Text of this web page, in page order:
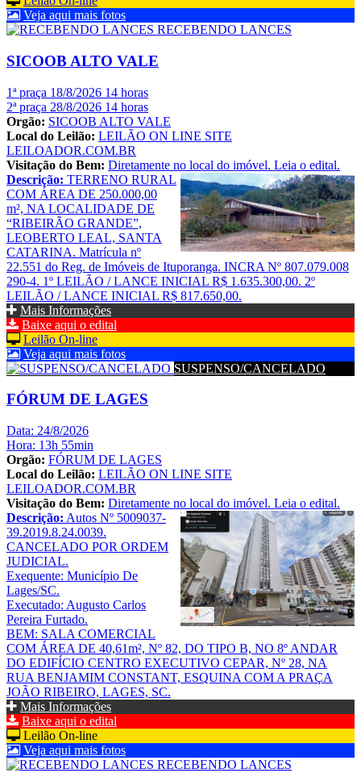
Veja aqui mais fotos
RECEBENDO LANCES
SICOOB ALTO VALE
1ª praça 18/8/2026 14 horas
2ª praça 28/8/2026 14 horas
Orgão: SICOOB ALTO VALE
Local do Leilão: LEILÃO ON LINE SITE
LEILOADOR.COM.BR
Visitação do Bem: Diretamente no local do imóvel. Leia o edital.
Descrição: TERRENO RURAL
COM ÁREA DE 250.000,00
m², NA LOCALIDADE DE
“RIBEIRÃO GRANDE”,
LEOBERTO LEAL, SANTA
CATARINA. Matrícula nº
22.551 do Reg. de Imóveis de Ituporanga. INCRA Nº 807.079.008
290-4. 1º LEILÃO / LANCE INICIAL R$ 1.635.300,00. 2º
LEILÃO / LANCE INICIAL R$ 817.650,00.
Mais Informações
Baixe aqui o edital
Leilão On-line
Veja aqui mais fotos
SUSPENSO/CANCELADO
FÓRUM DE LAGES
Data: 24/8/2026
Hora: 13h 55min
Orgão: FÓRUM DE LAGES
Local do Leilão: LEILÃO ON LINE SITE
LEILOADOR.COM.BR
Visitação do Bem: Diretamente no local do imóvel. Leia o edital.
Descrição: Autos Nº 5009037-
39.2019.8.24.0039.
CANCELADO POR ORDEM
JUDICIAL.
Exequente: Município De
Lages/SC.
Executado: Augusto Carlos
Pereira Furtado.
BEM: SALA COMERCIAL
COM ÁREA DE 40,61m², Nº 82, DO TIPO B, NO 8º ANDAR
DO EDIFÍCIO CENTRO EXECUTIVO CEPAR, Nº 28, NA
RUA BENJAMIM CONSTANT, ESQUINA COM A PRAÇA
JOÃO RIBEIRO, LAGES, SC.
Mais Informações
Baixe aqui o edital
Leilão On-line
Veja aqui mais fotos
RECEBENDO LANCES